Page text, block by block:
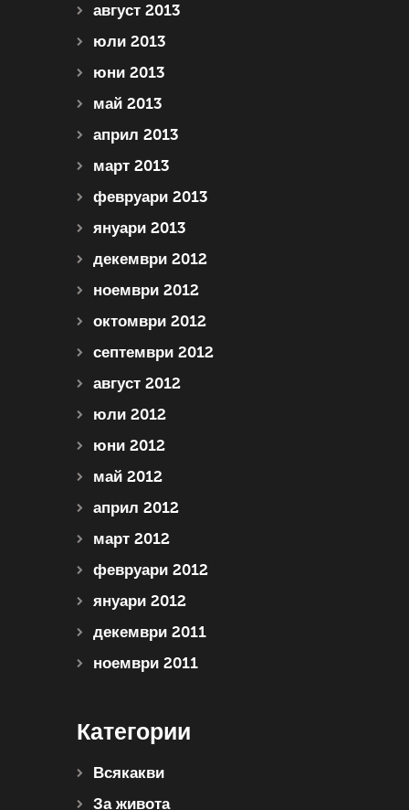
август 2013
юли 2013
юни 2013
май 2013
април 2013
март 2013
февруари 2013
януари 2013
декември 2012
ноември 2012
октомври 2012
септември 2012
август 2012
юли 2012
юни 2012
май 2012
април 2012
март 2012
февруари 2012
януари 2012
декември 2011
ноември 2011
Категории
Всякакви
За живота